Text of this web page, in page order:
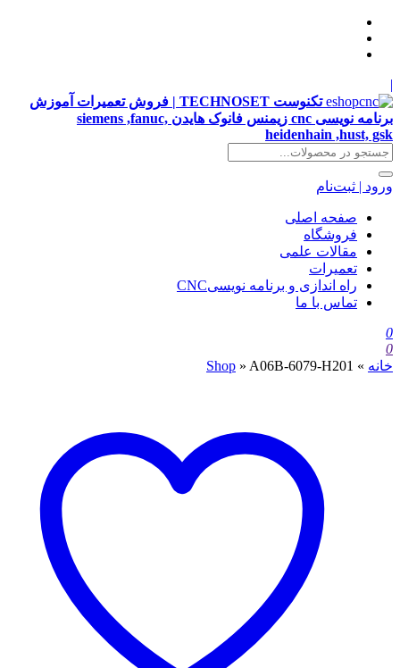
|
تکنوست TECHNOSET | فروش تعمیرات آموزش
برنامه نویسی cnc زیمنس فانوک هایدن siemens ,fanuc,
heidenhain ,hust, gsk
ورود | ثبت‌نام
صفحه اصلی
فروشگاه
مقالات علمی
تعمیرات
راه اندازی و برنامه نویسیCNC
تماس با ما
0
0
خانه »
Shop » A06B-6079-H201